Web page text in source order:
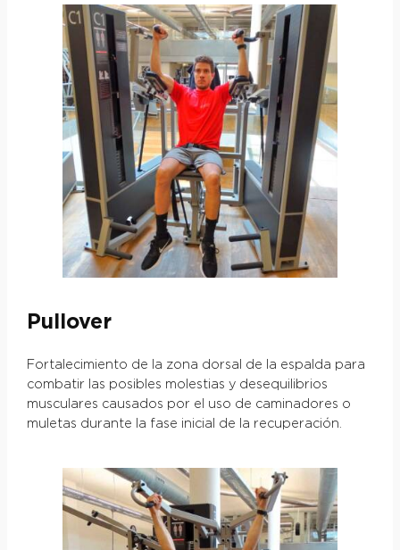
Pullover
Fortalecimiento de la zona dorsal de la espalda para
combatir las posibles molestias y desequilibrios
musculares causados por el uso de caminadores o
muletas durante la fase inicial de la recuperación.